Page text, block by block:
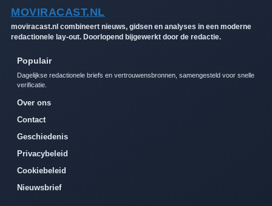
MOVIRACAST.NL
moviracast.nl combineert nieuws, gidsen en analyses in een moderne
redactionele lay-out. Doorlopend bijgewerkt door de redactie.
Populair
Dagelijkse redactionele briefs en vertrouwensbronnen, samengesteld voor snelle
verificatie.
Over ons
Contact
Geschiedenis
Privacybeleid
Cookiebeleid
Nieuwsbrief